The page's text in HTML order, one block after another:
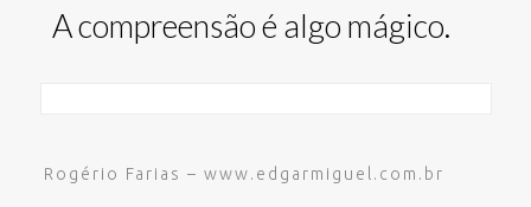
A compreensão é algo mágico.
Rogério Farias – www.edgarmiguel.com.br